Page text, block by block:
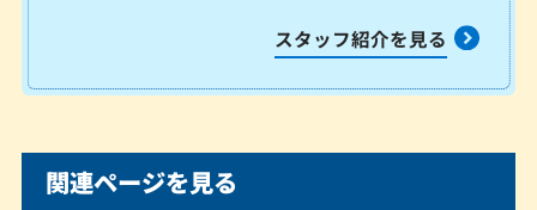
スタッフ紹介を見る
関連ページを見る